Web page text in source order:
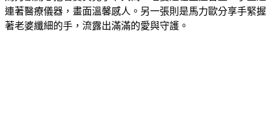
連著醫療儀器，畫面溫馨感人。另一張則是馬力歐分享手緊握
著老婆纖細的手，流露出滿滿的愛與守護。